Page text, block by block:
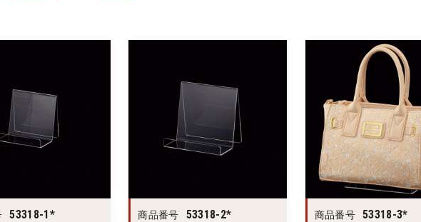
53318-1* 商品番号 53318-2* 商品番号 53318-3*